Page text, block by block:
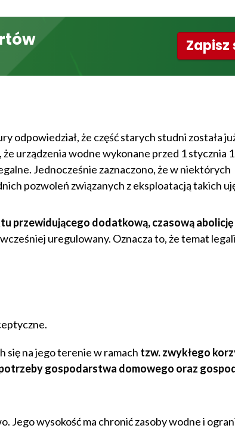
Zapisz
że część starych studni została
urządzenia wodne wykonane przed 1 stycznia
Jednocześnie zaznaczono, że w niektórych
pozwoleń związanych z eksploatacją takich
przewidującego dodatkową, czasową
uregulowany. Oznacza to, że temat
się na jego terenie w ramach tzw. zwykłego
gospodarstwa domowego oraz
Jego wysokość ma chronić zasoby wodne i